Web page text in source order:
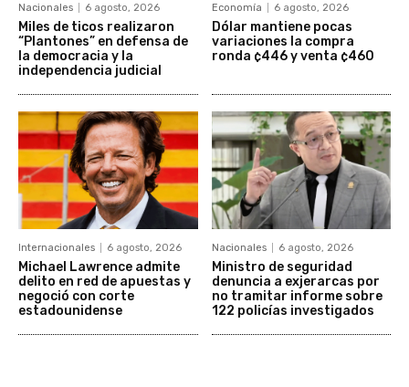
Nacionales 6 agosto, 2026
Miles de ticos realizaron
“Plantones” en defensa de
la democracia y la
independencia judicial
Economía 6 agosto, 2026
Dólar mantiene pocas
variaciones la compra
ronda ¢446 y venta ¢460
Internacionales 6 agosto, 2026
Michael Lawrence admite
delito en red de apuestas y
negoció con corte
estadounidense
Nacionales 6 agosto, 2026
Ministro de seguridad
denuncia a exjerarcas por
no tramitar informe sobre
122 policías investigados